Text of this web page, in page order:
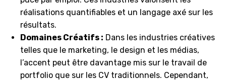
réalisations quantifiables et un langage axé sur les
résultats.
Domaines Créatifs : Dans les industries créatives
telles que le marketing, le design et les médias,
l’accent peut être davantage mis sur le travail de
portfolio que sur les CV traditionnels. Cependant,